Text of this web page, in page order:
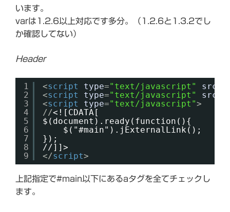
います。
varは1.2.6以上対応です多分。（1.2.6と1.3.2でし
か確認してない）
Header
1
2
3
4
5
6
7
8
9
<script type="text/javascript" src
<script type="text/javascript" src
<script type="text/javascript">
//<![CDATA[
$(document).ready(function(){
$("#main").jExternalLink();
});
//]]>
</script>
上記指定で#main以下にあるaタグを全てチェックし
ます。